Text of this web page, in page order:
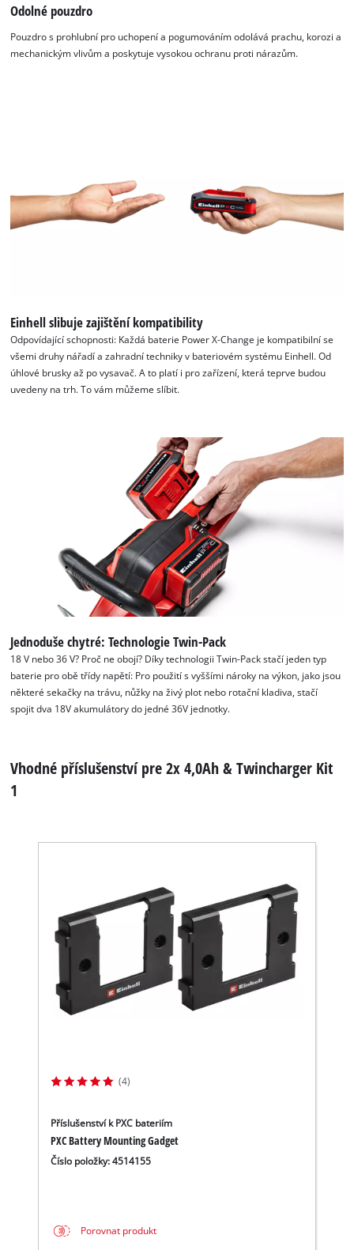
K načtení služby Google Maps
potřebujeme váš souhlas!
This content is not permitted to load due
the site with their CMP to add this content
to the list of technologies used.
Powered byUsercentrics Consent
Management Platform
Odolné pouzdro
Pouzdro s prohlubní pro uchopení a pogumováním odolává prachu, korozi a
mechanickým vlivům a poskytuje vysokou ochranu proti nárazům.
Einhell slibuje zajištění kompatibility
Odpovídající schopnosti: Každá baterie Power X-Change je kompatibilní se
všemi druhy nářadí a zahradní techniky v bateriovém systému Einhell. Od
úhlové brusky až po vysavač. A to platí i pro zařízení, která teprve budou
uvedeny na trh. To vám můžeme slíbit.
Jednoduše chytré: Technologie Twin-Pack
18 V nebo 36 V? Proč ne obojí? Díky technologii Twin-Pack stačí jeden typ
baterie pro obě třídy napětí: Pro použití s vyššími nároky na výkon, jako jsou
některé sekačky na trávu, nůžky na živý plot nebo rotační kladiva, stačí
spojit dva 18V akumulátory do jedné 36V jednotky.
Vhodné příslušenství pre 2x 4,0Ah & Twincharger Kit
1
(4)
Příslušenství k PXC bateriím
PXC Battery Mounting Gadget
Číslo položky: 4514155
Porovnat produkt